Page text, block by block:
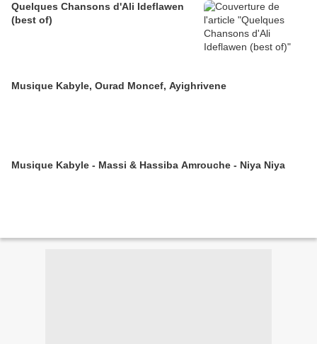
Quelques Chansons d'Ali Ideflawen
(best of)
Musique Kabyle, Ourad Moncef, Ayighrivene
Musique Kabyle - Massi & Hassiba Amrouche - Niya Niya